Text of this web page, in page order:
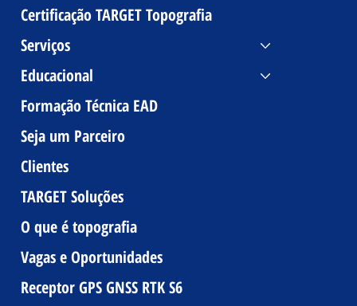
Certificação TARGET Topografia
Serviços
Educacional
Formação Técnica EAD
Seja um Parceiro
Clientes
TARGET Soluções
O que é topografia
Vagas e Oportunidades
Receptor GPS GNSS RTK S6